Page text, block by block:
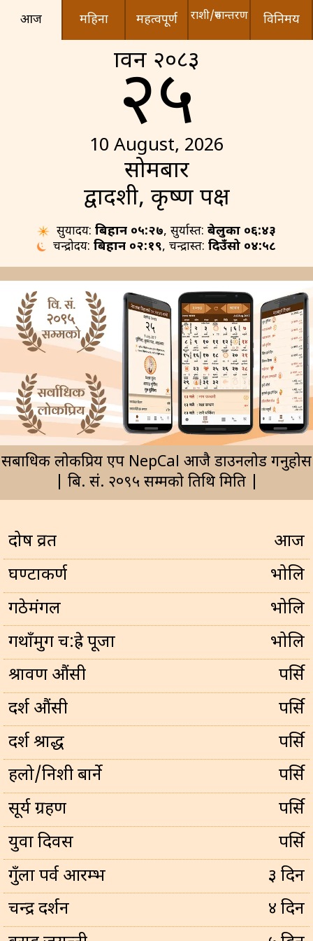
आज महिना महत्वपूर्ण राशी/रुपान्तरण विनिमय
श्रावन २०८३
२५
10 August, 2026
सोमबार
द्वादशी, कृष्ण पक्ष
सुर्योदय: बिहान ०५:२७, सुर्यास्त: बेलुका ०६:४३
चन्द्रोदय:बिहान ०२:१९, चन्द्रास्त:दिउँसो ०४:५८
सर्बाधिक लोकप्रिय एप NepCal आजै डाउनलोड गर्नुहोस
| बि. सं. २०९५ सम्मको तिथि मिति |
प्रदोष व्रत
आज
घण्टाकर्ण
भोलि
गठेमंगल
भोलि
गथाँमुग च:ह्रे पूजा
भोलि
श्रावण औंसी
पर्सि
दर्श औंसी
पर्सि
दर्श श्राद्ध
पर्सि
हलो/निशी बार्ने
पर्सि
सूर्य ग्रहण
पर्सि
युवा दिवस
पर्सि
गुँला पर्व आरम्भ
३ दिन
चन्द्र दर्शन
४ दिन